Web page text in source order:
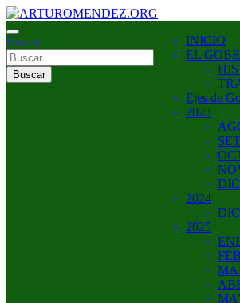
Saltar
al
contenido
ARTUROMENDEZ.ORG
ARTURO MENDEZ GOBERNADOR 2023
Buscar
Buscar
INICIO
EL
Ejes de
2023
2024
2025